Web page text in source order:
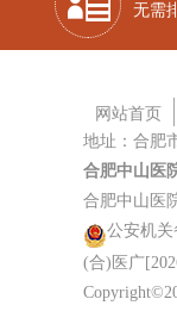
无需
网站首页
地址：合肥
合肥中山医
合肥中山医
公安机关
(合)医广